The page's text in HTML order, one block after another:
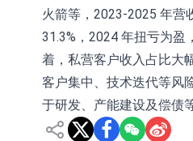
19.97%
车内饰
务集团
和光智成完成
10年期港元特
2026年8月12
火箭等，2023-2025 年营
31.3%，2024 年扭亏为盈
着，私营客户收入占比大
客户集中、技术迭代等风
于研发、产能建设及偿债等